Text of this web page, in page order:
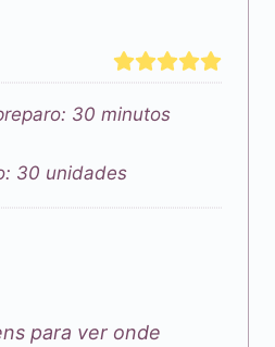
30 minutos
30 unidades
para ver onde